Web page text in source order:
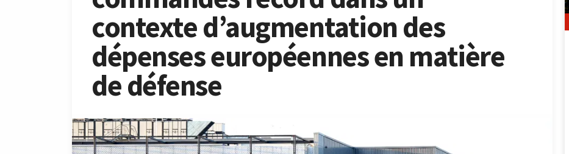
contexte d’augmentation des
dépenses européennes en matière
de défense